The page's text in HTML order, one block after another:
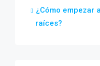
¿Cómo empezar
raíces?